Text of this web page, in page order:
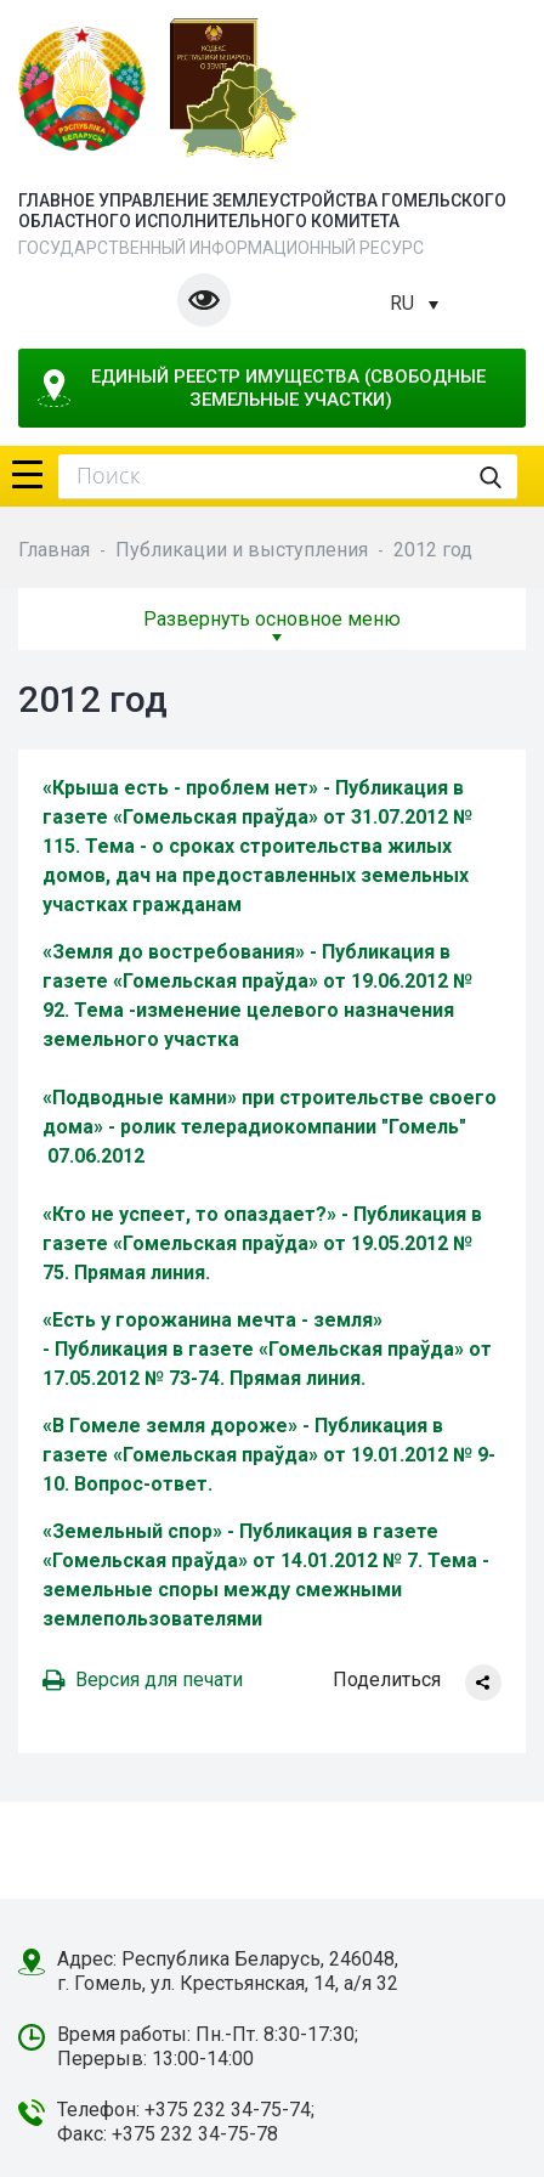
ГЛАВНОЕ УПРАВЛЕНИЕ ЗЕМЛЕУСТРОЙСТВА ГОМЕЛЬСКОГО
ОБЛАСТНОГО ИСПОЛНИТЕЛЬНОГО КОМИТЕТА
ГОСУДАРСТВЕННЫЙ ИНФОРМАЦИОННЫЙ РЕСУРС
RU
ЕДИНЫЙ РЕЕСТР ИМУЩЕСТВА (СВОБОДНЫЕ
ЗЕМЕЛЬНЫЕ УЧАСТКИ)
Главная - Публикации и выступления - 2012 год
Развернуть основное меню
2012 год
«Крыша есть - проблем нет» - Публикация в
газете «Гомельская праўда» от 31.07.2012 №
115. Тема - о сроках строительства жилых
домов, дач на предоставленных земельных
участках гражданам
«Земля до востребования» - Публикация в
газете «Гомельская праўда» от 19.06.2012 №
92. Тема -изменение целевого назначения
земельного участка
«Подводные камни» при строительстве своего
дома» - ролик телерадиокомпании "Гомель"
07.06.2012
«Кто не успеет, то опаздает?» - Публикация в
газете «Гомельская праўда» от 19.05.2012 №
75. Прямая линия.
«Есть у горожанина мечта - земля»
- Публикация в газете «Гомельская праўда» от
17.05.2012 № 73-74. Прямая линия.
«В Гомеле земля дороже» - Публикация в
газете «Гомельская праўда» от 19.01.2012 № 9-
10. Вопрос-ответ.
«Земельный спор» - Публикация в газете
«Гомельская праўда» от 14.01.2012 № 7. Тема -
земельные споры между смежными
землепользователями
Версия для печати Поделиться
Адрес: Республика Беларусь, 246048,
г. Гомель, ул. Крестьянская, 14, а/я 32
Время работы: Пн.-Пт. 8:30-17:30;
Перерыв: 13:00-14:00
Телефон: +375 232 34-75-74;
Факс: +375 232 34-75-78